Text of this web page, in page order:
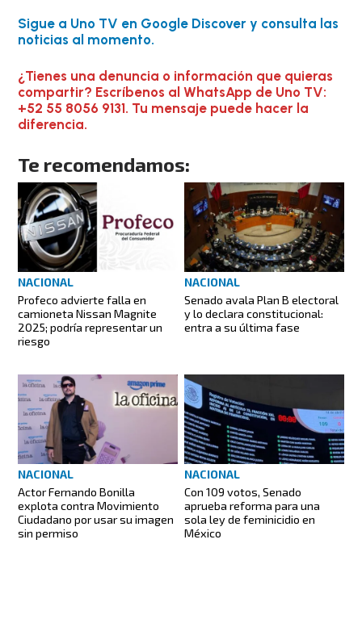
Sigue a Uno TV en Google Discover y consulta las
noticias al momento.
¿Tienes una denuncia o información que quieras
compartir? Escríbenos al WhatsApp de Uno TV:
+52 55 8056 9131. Tu mensaje puede hacer la
diferencia.
Te recomendamos:
NACIONAL
Profeco advierte falla en
camioneta Nissan Magnite
2025; podría representar un
riesgo
NACIONAL
Senado avala Plan B electoral
y lo declara constitucional:
entra a su última fase
NACIONAL
Actor Fernando Bonilla
explota contra Movimiento
Ciudadano por usar su imagen
sin permiso
NACIONAL
Con 109 votos, Senado
aprueba reforma para una
sola ley de feminicidio en
México